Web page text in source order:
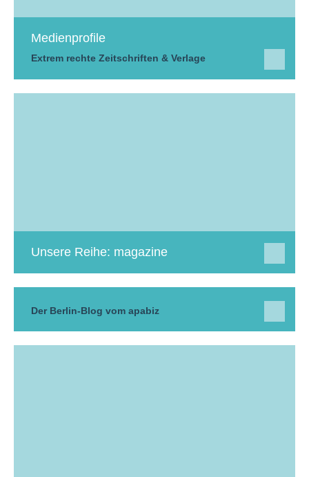
Medienprofile
Extrem rechte Zeitschriften & Verlage
Unsere Reihe: magazine
Der Berlin-Blog vom apabiz